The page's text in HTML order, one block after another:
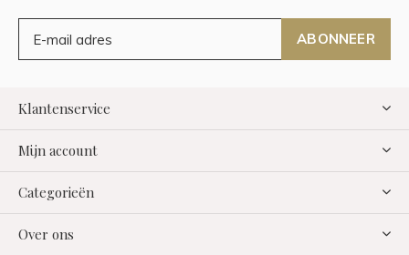
ABONNEER
Klantenservice
Mijn account
Categorieën
Over ons